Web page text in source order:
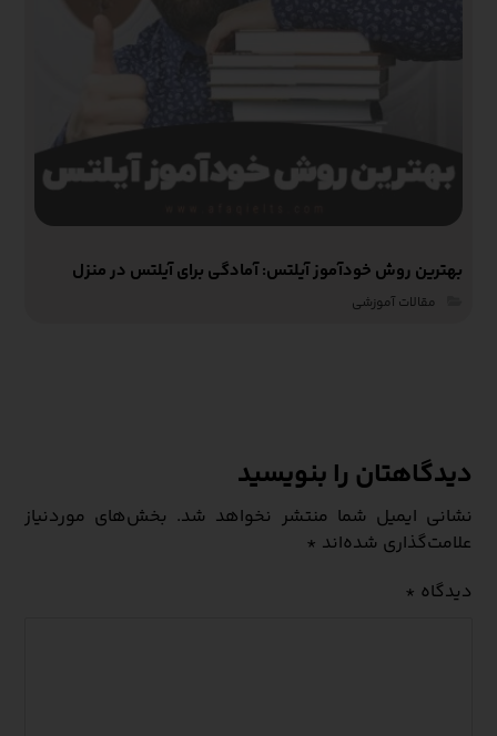
بهترین روش خودآموز آیلتس: آمادگی برای آیلتس در منزل
مقالات آموزشی‌
دیدگاهتان را بنویسید
نشانی ایمیل شما منتشر نخواهد شد. بخش‌های موردنیاز
علامت‌گذاری شده‌اند *
دیدگاه *